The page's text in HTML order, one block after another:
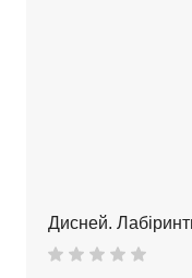
Дисней.